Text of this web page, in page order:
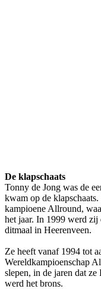
De klapschaats
Tonny de Jong was de
kwam op de
kampioene Allround,
het jaar. In 1999 werd
ditmaal in Heerenveen.
Ze heeft vanaf 1994 tot
Wereldkampioenschap
slepen, in de jaren dat
werd het brons.